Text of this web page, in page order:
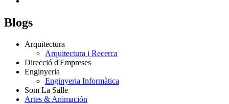
Blogs
Arquitectura
Arquitectura i Recerca
Direcció d'Empreses
Enginyeria
Enginyeria Informàtica
Som La Salle
Artes & Animación